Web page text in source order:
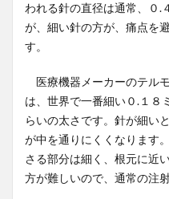
われる針の直径は通常、０.
が、細い針の方が、痛点を
す。
医療機器メーカーのテル
は、世界で一番細い０.１８
らいの太さです。針が細い
が中を通りにくくなります
さる部分は細く、根元に近
方が難しいので、通常の注